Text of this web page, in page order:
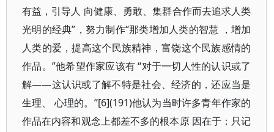
有益，引导人 向健康、勇敢、集群合作而去追求人类
光明的经典”，努力制作“那类增加人类的智慧 ，增加
人类的爱，提高这个民族精神，富饶这个民族感情的
作品。”他希望作家应该有 “对于一切人性的认识或了
解——这认识或了解不特是社会、经济的，还应当是
生理、 心理的。”[6](191)他认为当时许多青年作家的
作品在内容和观念上都差不多的根本原 因在于：只记